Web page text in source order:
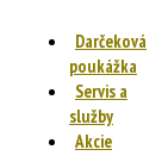
Darčeková
poukážka
Servis a
služby
Akcie